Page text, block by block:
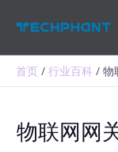
首页 行业百科 物
物联网网